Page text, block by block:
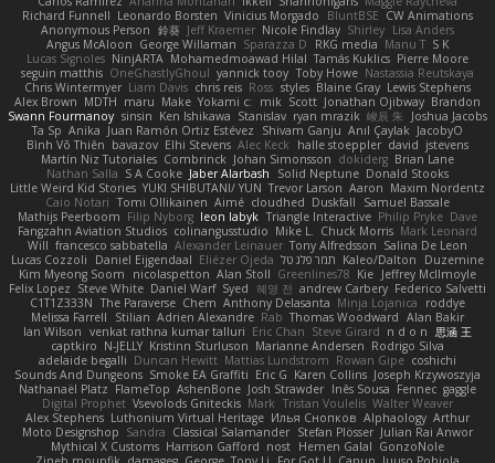
Richard Funnell Leonardo Borsten Vinicius Morgado BluntBSE CW Animations
Anonymous Person 鈴葵 Jeff Kraemer Nicole Findlay Shirley Lisa Anders
Angus McAloon George Willaman Sparazza D RKG media Manu T S K
Lucas Signoles NinjARTA Mohamedmoawad Hilal Tamás Kuklics Pierre Moore
seguin matthis OneGhastlyGhoul yannick tooy Toby Howe Nastassia Reutskaya
Chris Wintermyer Liam Davis chris reis Ross styles Blaine Gray Lewis Stephens
Alex Brown MDTH maru Make Yokami c: mik Scott Jonathan Ojibway Brandon
Swann Fourmanoy sinsin Ken Ishikawa Stanislav ryan mrazik 峻辰 朱
Joshua Jacobs
Ta Sp Anika Juan Ramón Ortiz Estévez Shivam Ganju Anıl Çaylak JacobyO
Bình Võ Thiên bavazov Elhi Stevens Alec Keck halle stoeppler david jstevens
Martín Niz Tutoriales Combrinck Johan Simonsson dokiderg Brian Lane
Nathan Salla S A Cooke Jaber Alarbash Solid Neptune Donald Stooks
Little Weird Kid Stories YUKI SHIBUTANI/ YUN Trevor Larson Aaron Maxim Nordentz
Caio Notari Tomi Ollikainen Aimé cloudhed Duskfall
Samuel Bassale
Mathijs Peerboom Filip Nyborg leon labyk Triangle Interactive Philip Pryke Dave
Fangzahn Aviation Studios colinangusstudio Mike L. Chuck Morris Mark Leonard
Will francesco sabbatella Alexander Leinauer Tony Alfredsson Salina De Leon
Lucas Cozzoli
Daniel Eijgendaal Eliézer Ojeda תמר פלג טל Kaleo/Dalton
Duzemine
Kim Myeong Soom
nicolaspetton Alan Stoll Greenlines78 Kie Jeffrey McIlmoyle
Felix Lopez Steve White Daniel Warf Syed 혜영 전 andrew Carbery Federico Salvetti
C1T1Z333N The Paraverse Chem Anthony Delasanta Minja Lojanica
roddye
Melissa Farrell
Stilian Adrien Alexandre Rab Thomas Woodward Alan Bakir
Ian Wilson venkat rathna kumar talluri Eric Chan Steve Girard n d o n
思涵 王
captkiro N-JELLY Kristinn Sturluson Marianne Andersen Rodrigo Silva
adelaide begalli Duncan Hewitt Mattias Lundstrom Rowan Gipe coshichi
Sounds And Dungeons Smoke EA Graffiti Eric G Karen Collins Joseph Krzywoszyja
Nathanaël Platz FlameTop AshenBone Josh Strawder Inês Sousa Fennec gaggle
Digital Prophet Vsevolods Gniteckis Mark Tristan Voulelis Walter Weaver
Alex Stephens Luthonium Virtual Heritage Илья Снопков Alphaology Arthur
Moto Designshop Sandra Classical Salamander Stefan Plösser Julian Rai Anwor
Mythical X Customs Harrison Gafford nost Hemen Galal GonzoNole